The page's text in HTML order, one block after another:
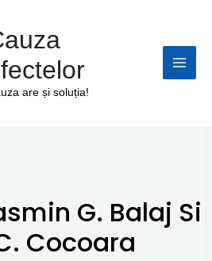
are și soluția!
G. Balaj Si
Cocoara